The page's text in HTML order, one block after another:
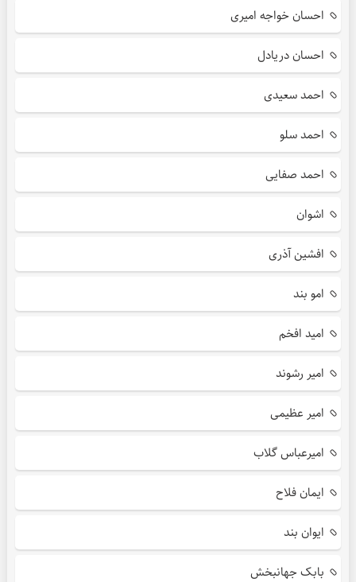
احسان خواجه امیری
احسان دریادل
احمد سعیدی
احمد سلو
احمد صفایی
اشوان
افشین آذری
امو بند
امید افخم
امیر رشوند
امیر عظیمی
امیرعباس گلاب
ایمان فلاح
ایوان بند
بابک جهانبخش